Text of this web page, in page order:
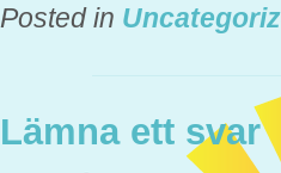
Posted in
Lämna ett svar